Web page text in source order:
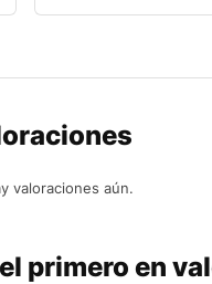
valoraciones aún.
primero en